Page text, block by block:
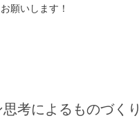
お願いします！
考によるものづくり